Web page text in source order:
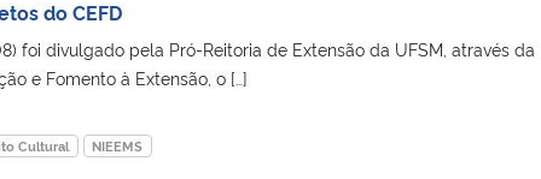
do CEFD
foi divulgado pela Pró-Reitoria de Extensão da UFSM, através da
e Fomento à Extensão, o […]
Cultural NIEEMS